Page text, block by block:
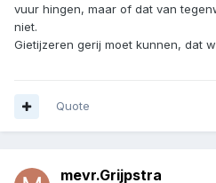
Groetjes van Moestuin
vuur hingen, maar of dat van
niet.
Gietijzeren gerij moet kunnen, dat
Quote
mevr.Grijpstra